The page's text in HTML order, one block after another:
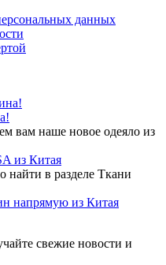
данных
вам наше новое одеяло из
из Китая
найти в разделе Ткани
напрямую из Китая
свежие новости и